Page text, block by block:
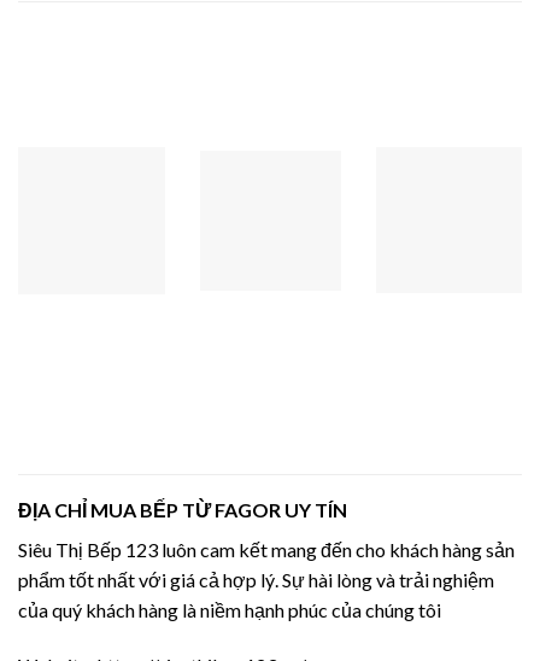
ĐỊA CHỈ MUA BẾP TỪ FAGOR UY TÍN
Siêu Thị Bếp 123 luôn cam kết mang đến cho khách hàng sản
phẩm tốt nhất với giá cả hợp lý. Sự hài lòng và trải nghiệm
của quý khách hàng là niềm hạnh phúc của chúng tôi